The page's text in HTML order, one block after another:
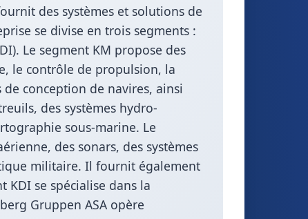
des systèmes et solutions de
se divise en trois segments :
Le segment KM propose des
le contrôle de propulsion, la
conception de navires, ainsi
des systèmes hydro-
sous-marine. Le
des sonars, des systèmes
militaire. Il fournit également
KDI se spécialise dans la
Gruppen ASA opère